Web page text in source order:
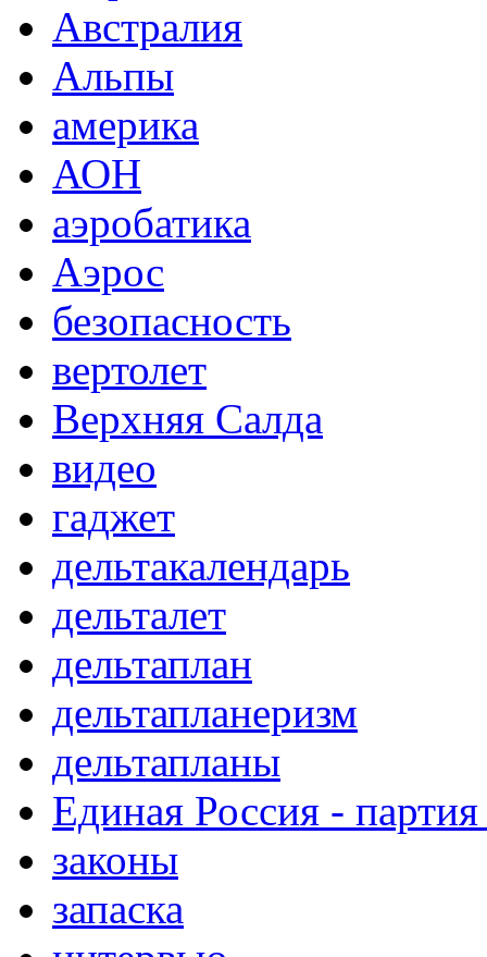
Австралия
Альпы
америка
АОН
аэробатика
Аэрос
безопасность
вертолет
Верхняя Салда
видео
гаджет
дельтакалендарь
дельталет
дельтаплан
дельтапланеризм
дельтапланы
Единая Россия -
законы
запаска